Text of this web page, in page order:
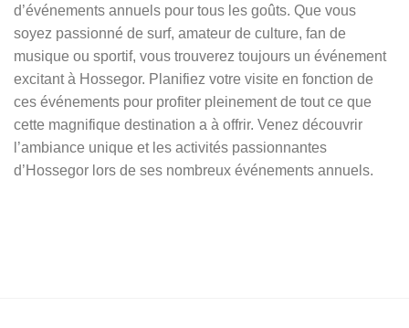
d’événements annuels pour tous les goûts. Que vous
soyez passionné de surf, amateur de culture, fan de
musique ou sportif, vous trouverez toujours un événement
excitant à Hossegor. Planifiez votre visite en fonction de
ces événements pour profiter pleinement de tout ce que
cette magnifique destination a à offrir. Venez découvrir
l’ambiance unique et les activités passionnantes
d’Hossegor lors de ses nombreux événements annuels.